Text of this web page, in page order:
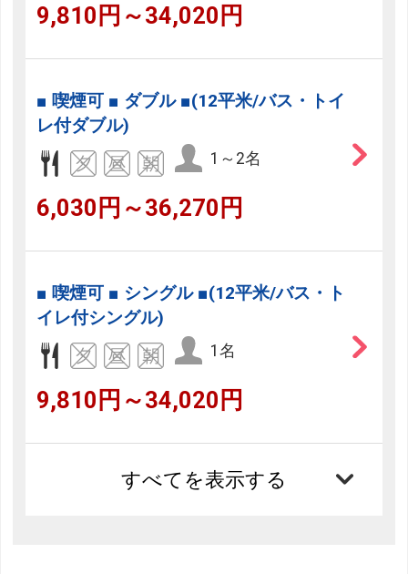
9,810円～34,020円
■ 喫煙可 ■ ダブル ■(12平米/バス・トイ
レ付ダブル)
1～2名
6,030円～36,270円
■ 喫煙可 ■ シングル ■(12平米/バス・ト
イレ付シングル)
1名
9,810円～34,020円
すべてを表示する